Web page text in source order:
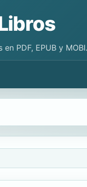
PDF, EPUB y MOBI.